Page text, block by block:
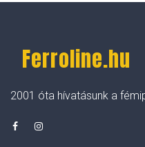
Ferroline.hu
2001 óta hívatásunk a